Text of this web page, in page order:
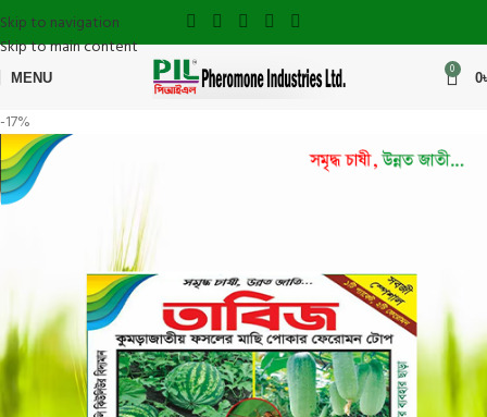
Skip to navigation
Skip to main content
MENU 0 0
-17%